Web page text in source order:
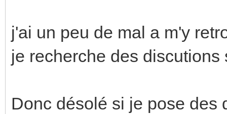
j'ai un peu de mal a m'y
je recherche des
Donc désolé si je pose des